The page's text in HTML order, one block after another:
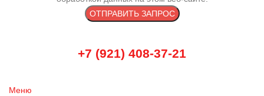
+7 (921) 408-37-21
Меню